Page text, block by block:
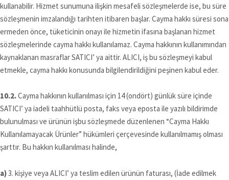
kullanabilir. Hizmet sunumuna ilişkin mesafeli sözleşmelerde ise, bu süre
sözleşmenin imzalandığı tarihten itibaren başlar. Cayma hakkı süresi sona
ermeden önce, tüketicinin onayı ile hizmetin ifasına başlanan hizmet
sözleşmelerinde cayma hakkı kullanılamaz. Cayma hakkının kullanımından
kaynaklanan masraflar SATICI’ ya aittir. ALICI, iş bu sözleşmeyi kabul
etmekle, cayma hakkı konusunda bilgilendirildiğini peşinen kabul eder.
10.2.Cayma hakkının kullanılması için 14 (ondört) günlük süre içinde
SATICI’ ya iadeli taahhütlü posta, faks veya eposta ile yazılı bildirimde
bulunulması ve ürünün işbu sözleşmede düzenlenen “Cayma Hakkı
Kullanılamayacak Ürünler” hükümleri çerçevesinde kullanılmamış olması
şarttır. Bu hakkın kullanılması halinde,
a)3. kişiye veya ALICI’ ya teslim edilen ürünün faturası, (İade edilmek